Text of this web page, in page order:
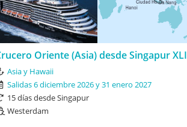
Oriente (Asia) desde Singapur XLI
Asia y Hawaii
Salidas 6 diciembre 2026 y 31 enero 2027
15 días desde Singapur
Westerdam